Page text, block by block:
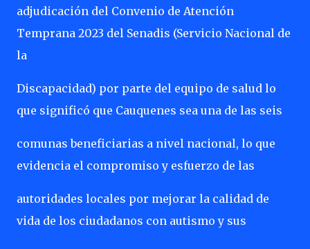
adjudicación del Convenio de Atención
Temprana 2023 del Senadis (Servicio Nacional de
la
Discapacidad) por parte del equipo de salud lo
que significó que Cauquenes sea una de las seis
comunas beneficiarias a nivel nacional, lo que
evidencia el compromiso y esfuerzo de las
autoridades locales por mejorar la calidad de
vida de los ciudadanos con autismo y sus